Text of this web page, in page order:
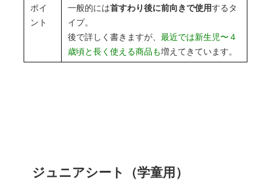
ポイ
ント
一般的には首すわり後に前向きで使用するタ
イプ。
後で詳しく書きますが、 最近では新生児〜４
歳頃と長く使える商品も増えてきています。
ジュニアシート（学童用）